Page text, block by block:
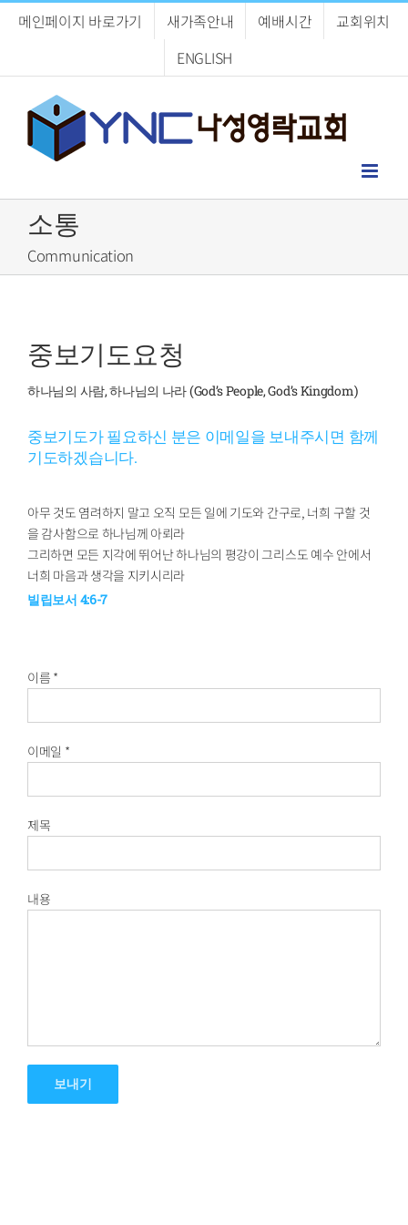
메인페이지 바로가기 새가족안내 예배시간
교회위치
ENGLISH
소통
Communication
중보기도요청
하나님의 사람, 하나님의 나라 (God’s People, God’s Kingdom)
중보기도가 필요하신 분은 이메일을 보내주시면 함께
기도하겠습니다.
아무 것도 염려하지 말고 오직 모든 일에 기도와 간구로, 너희 구할 것
을 감사함으로 하나님께 아뢰라
그리하면 모든 지각에 뛰어난 하나님의 평강이 그리스도 예수 안에서
너희 마음과 생각을 지키시리라
빌립보서 4:6-7
이름 *
이메일 *
제목
내용